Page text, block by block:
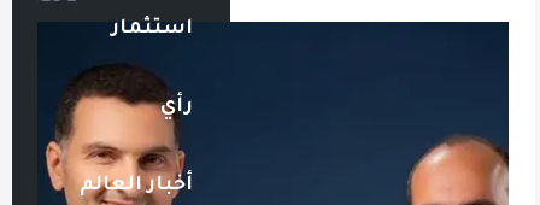
استثمار
رأي
أخبار العالم